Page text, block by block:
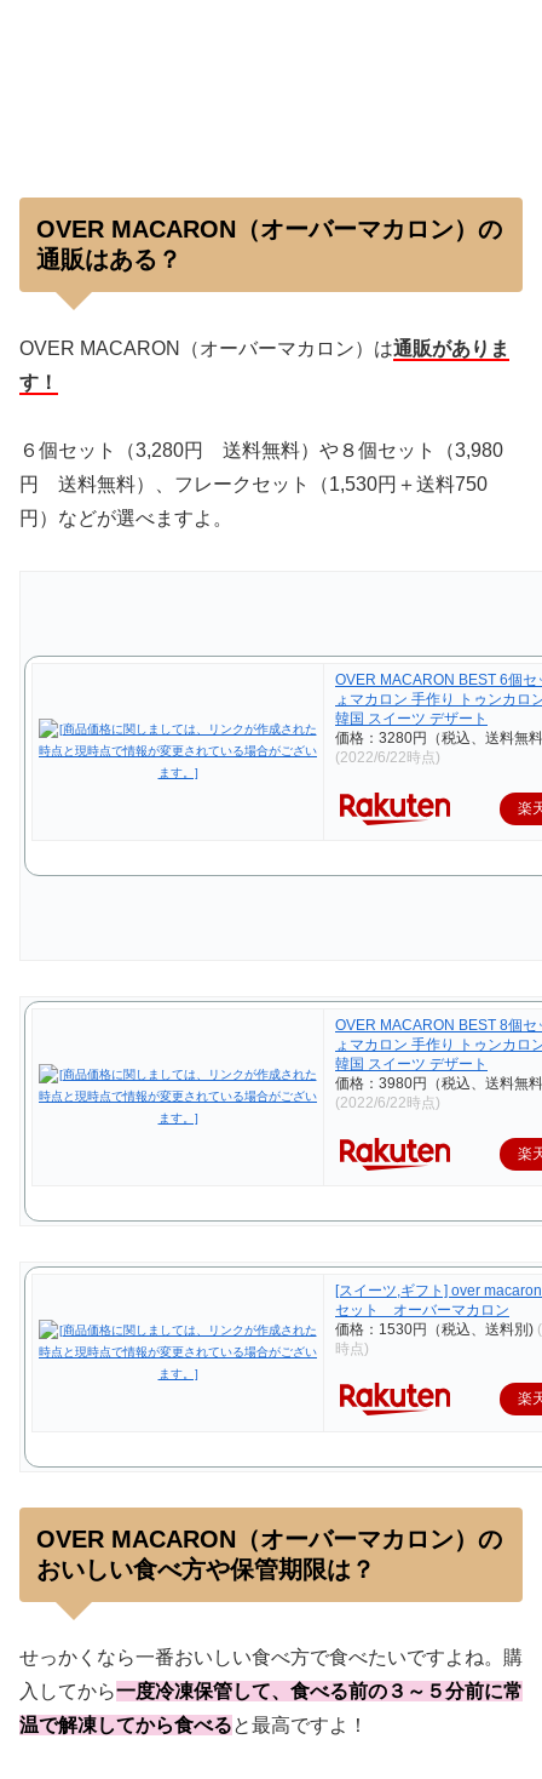
OVER MACARON（オーバーマカロン）の
通販はある？
OVER MACARON（オーバーマカロン）は通販がありま
す！
６個セット（3,280円 送料無料）や８個セット（3,980
円 送料無料）、フレークセット（1,530円＋送料750
円）などが選べますよ。
OVER MACARON BEST 6個セ
ょマカロン 手作り トゥンカロ
韓国 スイーツ デザート
価格：3280円（税込、送料無
(2022/6/22時点)
楽
OVER MACARON BEST 8個セ
ょマカロン 手作り トゥンカロ
韓国 スイーツ デザート
価格：3980円（税込、送料無
(2022/6/22時点)
楽
[スイーツ,ギフト] over
セット オーバーマカロン
価格：1530円（税込、送料別)
時点)
楽
OVER MACARON（オーバーマカロン）の
おいしい食べ方や保管期限は？
せっかくなら一番おいしい食べ方で食べたいですよね。購
入してから一度冷凍保管して、食べる前の３～５分前に常
温で解凍してから食べると最高ですよ！